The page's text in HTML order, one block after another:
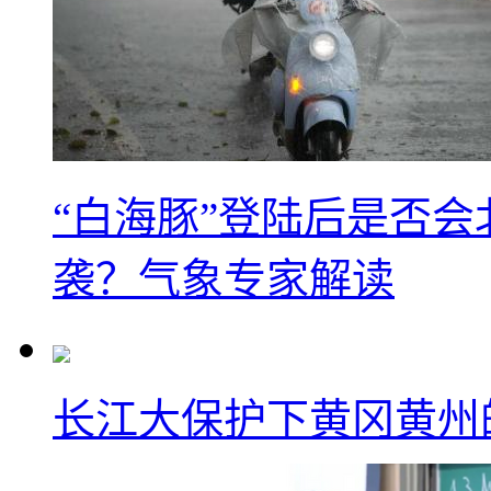
“白海豚”登陆后是否
袭？气象专家解读
长江大保护下黄冈黄